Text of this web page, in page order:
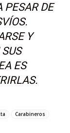
PESAR DE
Y
ES
Carabineros